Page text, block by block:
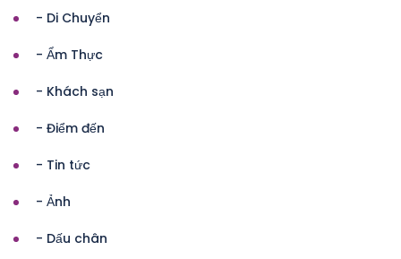
- Di Chuyển
- Ẩm Thực
- Khách sạn
- Điểm đến
- Tin tức
- Ảnh
- Dấu chân